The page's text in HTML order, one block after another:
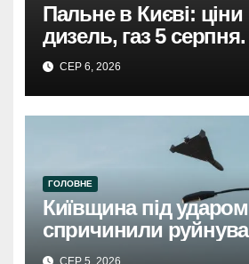
Пальне в Києві:
дизель, газ 5
СЕР 6, 2026
ГОЛОВНЕ
Київщина під
спричинили
травмовано жінку.
СЕР 5, 2026